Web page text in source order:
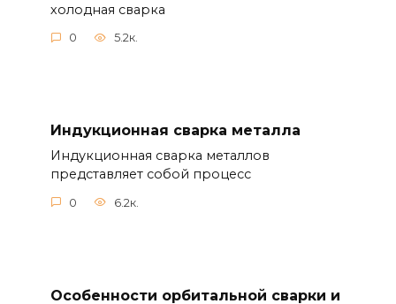
холодная сварка
0 5.2к.
Индукционная сварка металла
Индукционная сварка металлов
представляет собой процесс
0 6.2к.
Особенности орбитальной сварки и